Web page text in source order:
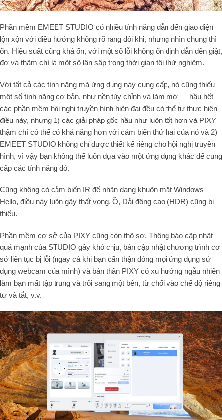
Phần mềm EMEET STUDIO có nhiều tính năng dẫn đến giao diện
lộn xộn với điều hướng không rõ ràng đôi khi, nhưng nhìn chung thì
ổn. Hiệu suất cũng khá ổn, với một số lỗi không ổn định dẫn đến giật,
đơ và thậm chí là một số lần sập trong thời gian tôi thử nghiệm.
Với tất cả các tính năng mà ứng dụng này cung cấp, nó cũng thiếu
một số tính năng cơ bản, như nền tùy chỉnh và làm mờ — hầu hết
các phần mềm hội nghị truyền hình hiện đại đều có thể tự thực hiện
điều này, nhưng 1) các giải pháp gốc hầu như luôn tốt hơn và PIXY
thậm chí có thể có khả năng hơn với cảm biến thứ hai của nó và 2)
EMEET STUDIO không chỉ được thiết kế riêng cho hội nghị truyền
hình, vì vậy bạn không thể luôn dựa vào một ứng dụng khác để cung
cấp các tính năng đó.
Cũng không có cảm biến IR để nhận dạng khuôn mặt Windows
Hello, điều này luôn gây thất vọng. Ồ, Dải động cao (HDR) cũng bị
thiếu.
Phần mềm cơ sở của PIXY cũng còn thô sơ. Thông báo cập nhật
quá mạnh của STUDIO gây khó chịu, bản cập nhật chương trình cơ
sở liên tục bị lỗi (ngay cả khi bạn cẩn thận đóng mọi ứng dụng sử
dụng webcam của mình) và bản thân PIXY có xu hướng ngẫu nhiên
làm bạn mất tập trung và trôi sang một bên, từ chối vào chế độ riêng
tư và tắt, v.v.